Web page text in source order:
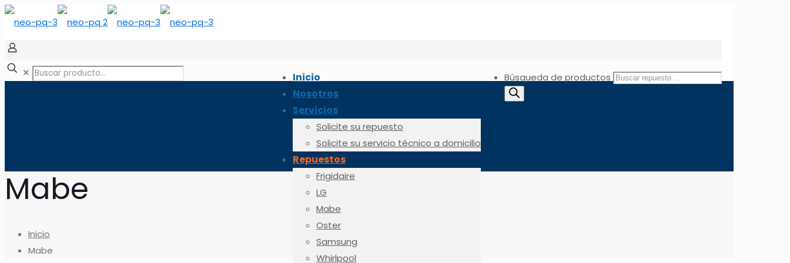
Inicio
Nosotros
Servicios
Solicite su repuesto
Solicite su servicio técnico a domicilio
Repuestos
Frigidaire
LG
Mabe
Oster
Samsung
Whirlpool
Búsqueda de productos
✕
Mabe
Inicio
Mabe